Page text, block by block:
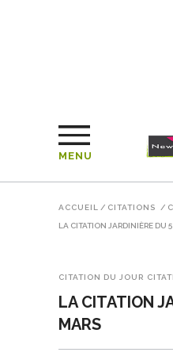
MENU
ACCUEIL / CITATIONS /
LA CITATION JARDINIÈRE DU
CITATION DU JOUR
LA CITATION
MARS